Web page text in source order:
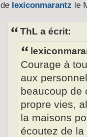
de lexiconmarantz le
ThL a écrit:
Courage à
aux
beaucoup de
propre vies,
la maisons
écoutez de